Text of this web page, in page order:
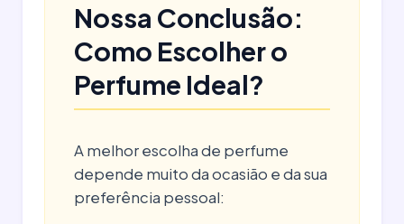
Nossa Conclusão:
Como Escolher o
Perfume Ideal?
A melhor escolha de perfume
depende muito da ocasião e da sua
preferência pessoal: